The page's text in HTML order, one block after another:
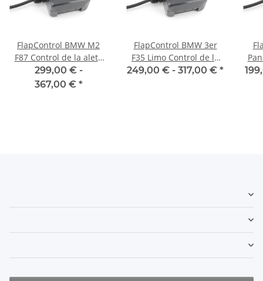
FlapControl BMW M2
F87 Control de la aleta
de escape
299,00 € -
367,00 € *
FlapControl BMW 3er
F35 Limo Control de la
aleta de escape
249,00 € - 317,00 € *